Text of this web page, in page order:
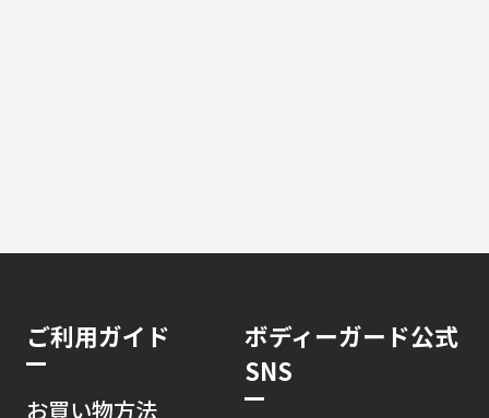
ご利用ガイド
お買い物方法
ボディーガード公式
SNS